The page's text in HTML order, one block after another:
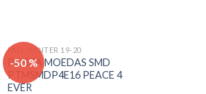
-50 %
Adicionar
aos meus
desejos
FALL WINTER 19-20
PORTA MOEDAS SMD
PTMSMDP4E16 PEACE 4
EVER